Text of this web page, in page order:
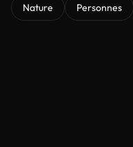
Nature Personnes